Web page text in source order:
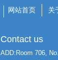
网站首页 关
Contact us
ADD:Room 706,